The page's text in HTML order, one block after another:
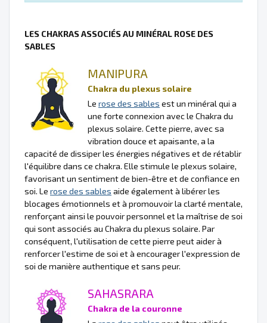
LES CHAKRAS ASSOCIÉS AU MINÉRAL ROSE DES
SABLES
MANIPURA
Chakra du plexus solaire
Le rose des sables est un minéral qui a
une forte connexion avec le Chakra du
plexus solaire. Cette pierre, avec sa
vibration douce et apaisante, a la
capacité de dissiper les énergies négatives et de rétablir
l'équilibre dans ce chakra. Elle stimule le plexus solaire,
favorisant un sentiment de bien-être et de confiance en
soi. Le rose des sables aide également à libérer les
blocages émotionnels et à promouvoir la clarté mentale,
renforçant ainsi le pouvoir personnel et la maîtrise de soi
qui sont associés au Chakra du plexus solaire. Par
conséquent, l'utilisation de cette pierre peut aider à
renforcer l'estime de soi et à encourager l'expression de
soi de manière authentique et sans peur.
SAHASRARA
Chakra de la couronne